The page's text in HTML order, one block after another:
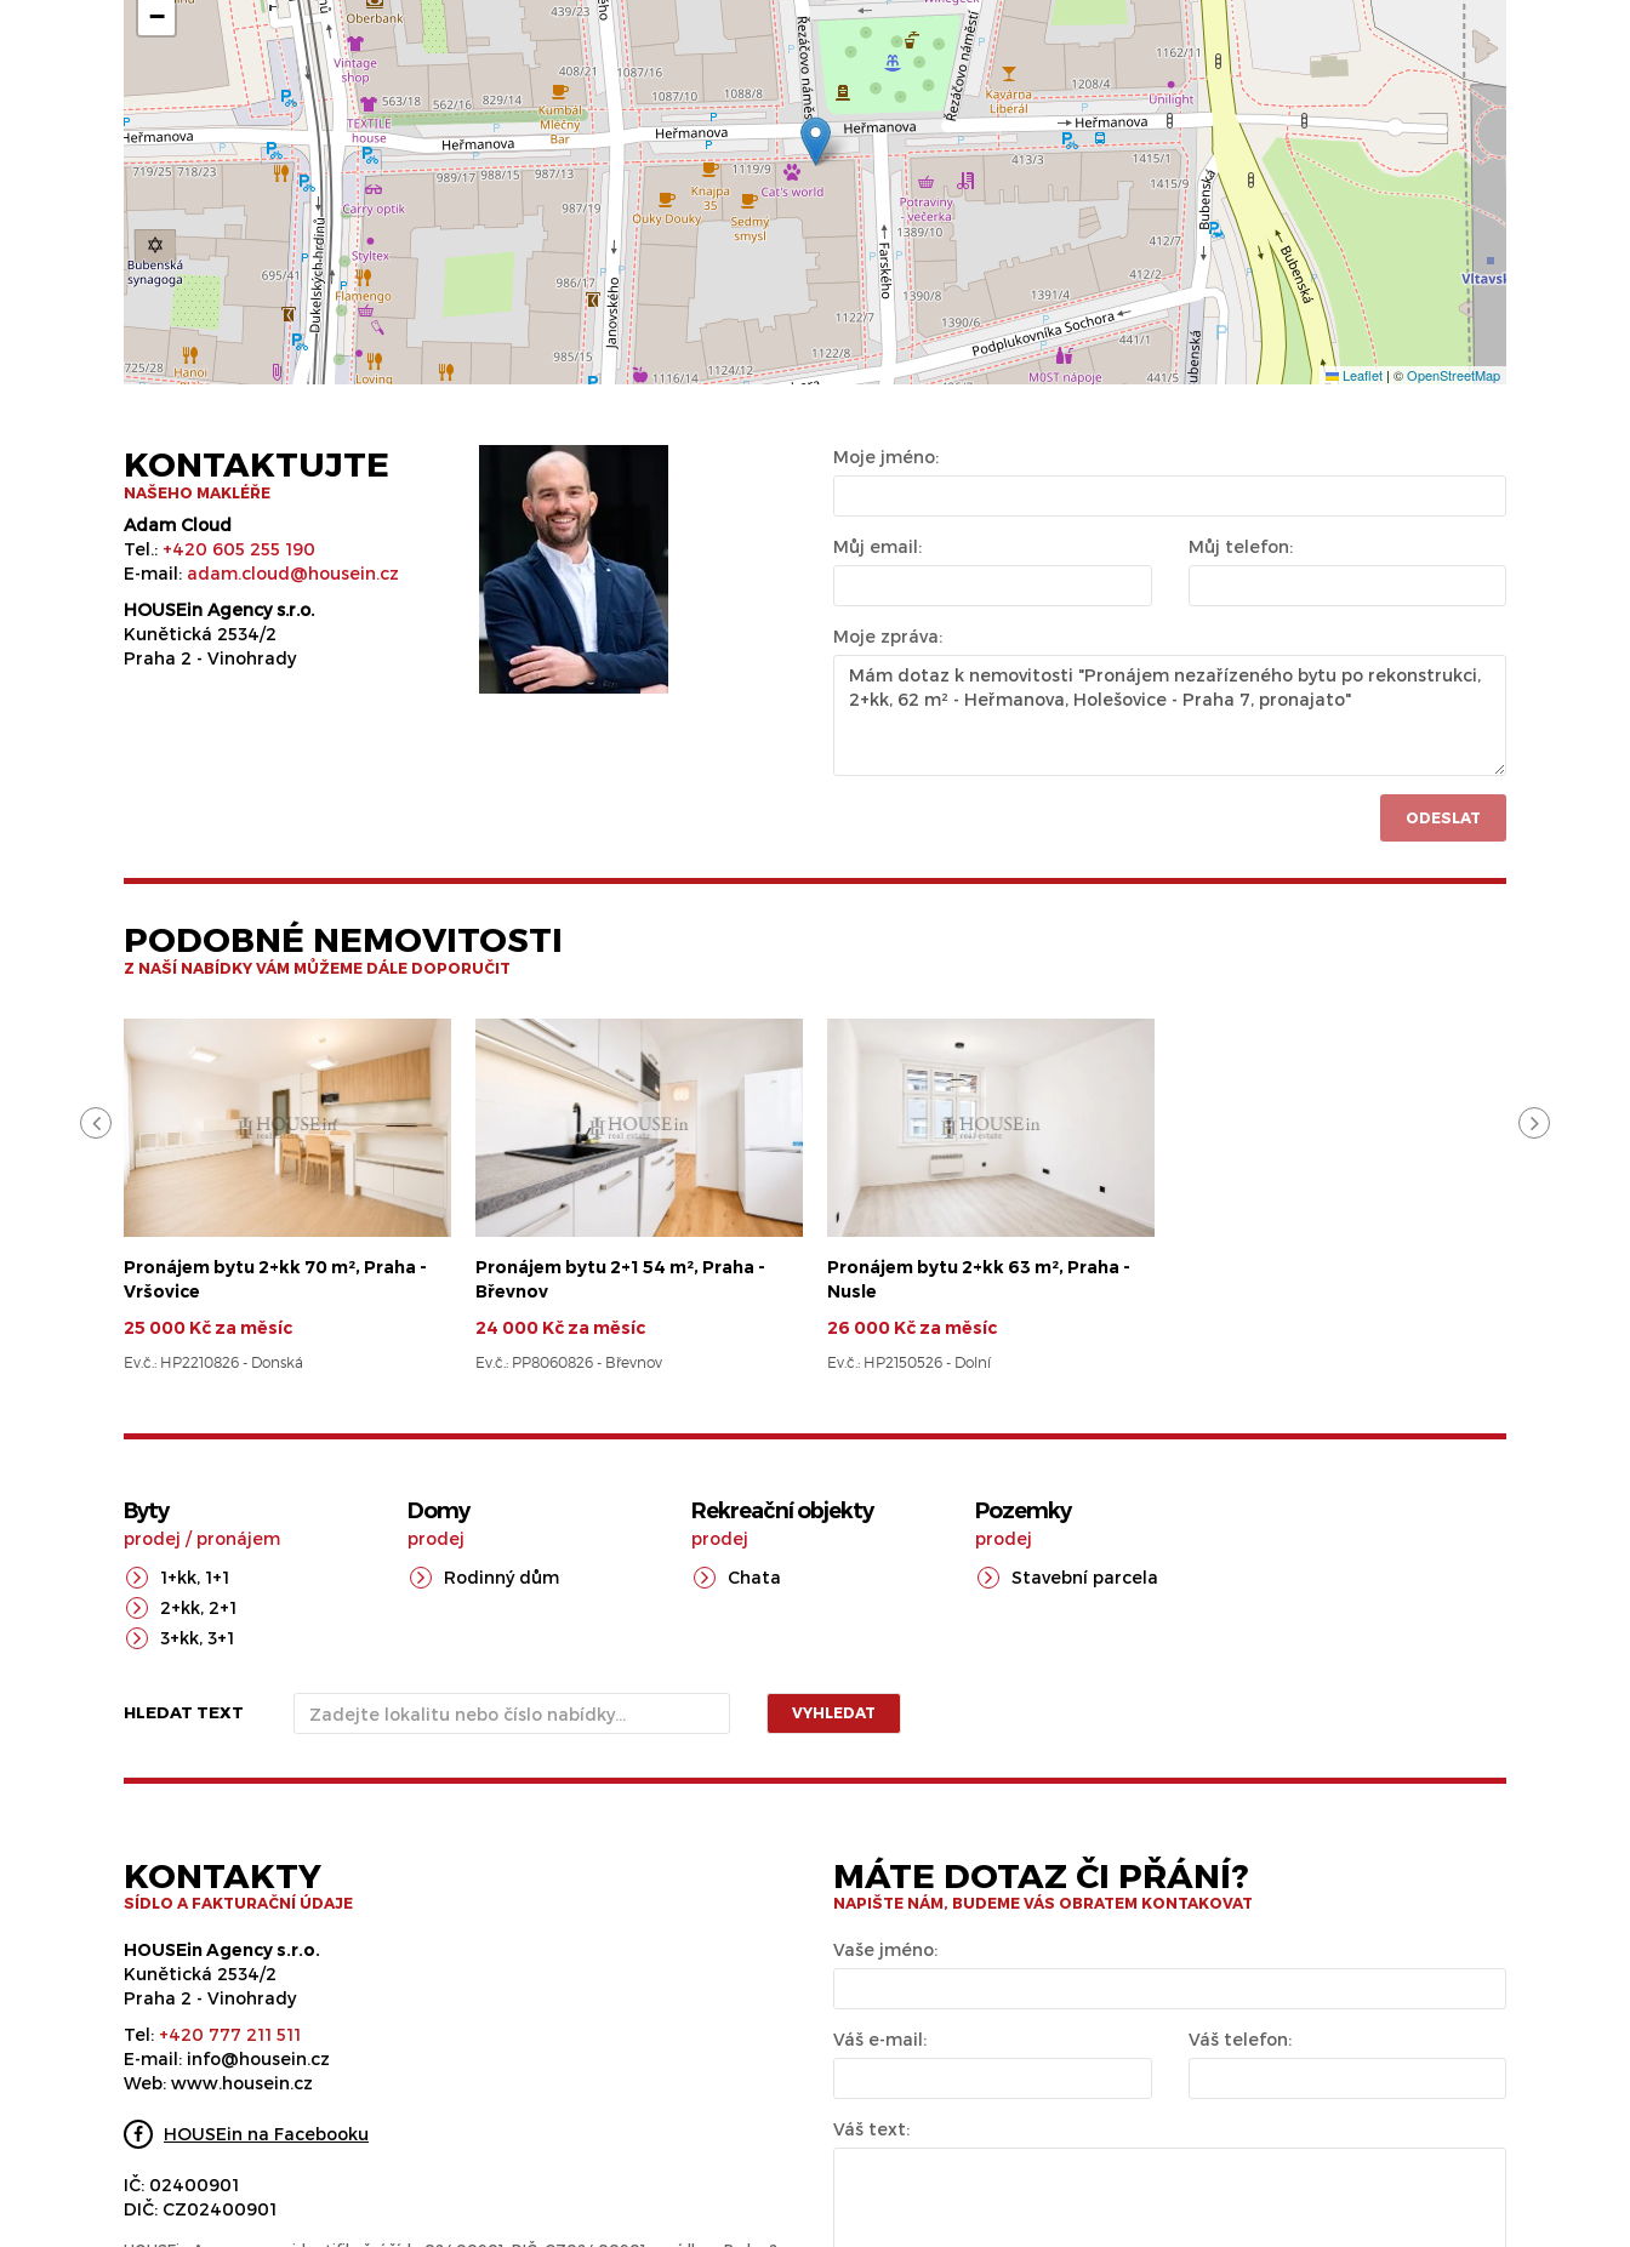
−
Leaflet | ©OpenStreetMap
KONTAKTUJTE
NAŠEHO MAKLÉŘE
Adam Cloud
Tel.: +420 605 255 190
E-mail: adam.cloud@housein.cz
HOUSEin Agency s.r.o.
Kunětická 2534/2
Praha 2 - Vinohrady
Moje jméno:
Můj email: Můj telefon:
Moje zpráva:
ODESLAT
PODOBNÉ NEMOVITOSTI
Z NAŠÍ NABÍDKY VÁM MŮŽEME DÁLE DOPORUČIT
Pronájem bytu 2+kk 70 m², Praha -
Vršovice
25 000 Kč za měsíc
Ev.č.: HP2210826 - Donská
Pronájem bytu 2+1 54 m², Praha -
Břevnov
24 000 Kč za měsíc
Ev.č.: PP8060826 - Břevnov
Pronájem bytu 2+kk 63 m², Praha -
Nusle
26 000 Kč za měsíc
Ev.č.: HP2150526 - Dolní
Byty
prodej / pronájem
1+kk, 1+1
2+kk, 2+1
3+kk, 3+1
Domy
prodej
Rodinný dům
Rekreační objekty
prodej
Chata
Pozemky
prodej
Stavební parcela
HLEDAT TEXT VYHLEDAT
KONTAKTY
SÍDLO A FAKTURAČNÍ ÚDAJE
HOUSEin Agency s.r.o.
Kunětická 2534/2
Praha 2 - Vinohrady
Tel: +420 777 211 511
E-mail: info@housein.cz
Web: www.housein.cz
HOUSEin na Facebooku
IČ: 02400901
DIČ: CZ02400901
MÁTE DOTAZ ČI PŘÁNÍ?
NAPIŠTE NÁM, BUDEME VÁS OBRATEM KONTAKOVAT
Vaše jméno:
Váš e-mail: Váš telefon:
Váš text: